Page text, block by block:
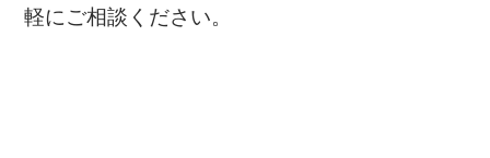
軽にご相談ください。